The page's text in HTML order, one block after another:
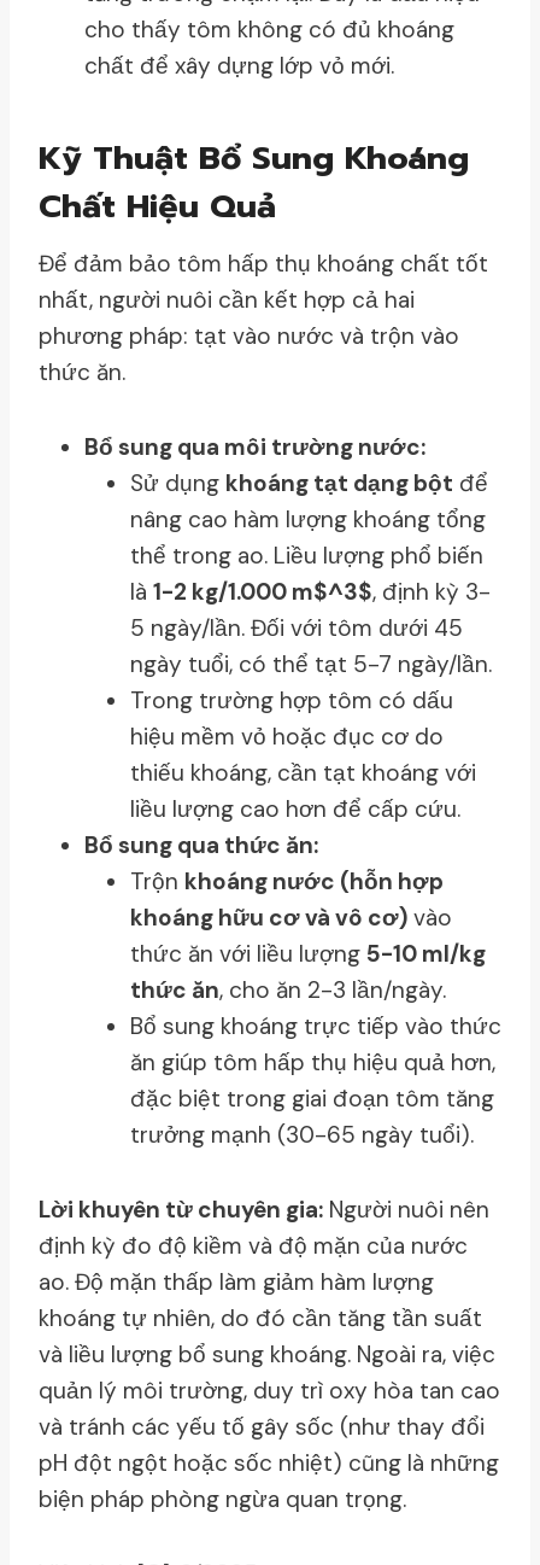
cho thấy tôm không có đủ khoáng
chất để xây dựng lớp vỏ mới.
Kỹ Thuật Bổ Sung Khoáng
Chất Hiệu Quả
Để đảm bảo tôm hấp thụ khoáng chất tốt
nhất, người nuôi cần kết hợp cả hai
phương pháp: tạt vào nước và trộn vào
thức ăn.
Bổ sung qua môi trường nước:
Sử dụng khoáng tạt dạng bột để
nâng cao hàm lượng khoáng tổng
thể trong ao. Liều lượng phổ biến
là 1-2 kg/1.000 m$^3$, định kỳ 3-
5 ngày/lần. Đối với tôm dưới 45
ngày tuổi, có thể tạt 5-7 ngày/lần.
Trong trường hợp tôm có dấu
hiệu mềm vỏ hoặc đục cơ do
thiếu khoáng, cần tạt khoáng với
liều lượng cao hơn để cấp cứu.
Bổ sung qua thức ăn:
Trộn khoáng nước (hỗn hợp
khoáng hữu cơ và vô cơ) vào
thức ăn với liều lượng 5-10 ml/kg
thức ăn, cho ăn 2-3 lần/ngày.
Bổ sung khoáng trực tiếp vào thức
ăn giúp tôm hấp thụ hiệu quả hơn,
đặc biệt trong giai đoạn tôm tăng
trưởng mạnh (30-65 ngày tuổi).
Lời khuyên từ chuyên gia: Người nuôi nên
định kỳ đo độ kiềm và độ mặn của nước
ao. Độ mặn thấp làm giảm hàm lượng
khoáng tự nhiên, do đó cần tăng tần suất
và liều lượng bổ sung khoáng. Ngoài ra, việc
quản lý môi trường, duy trì oxy hòa tan cao
và tránh các yếu tố gây sốc (như thay đổi
pH đột ngột hoặc sốc nhiệt) cũng là những
biện pháp phòng ngừa quan trọng.